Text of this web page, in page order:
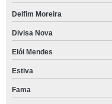
Delfim Moreira
Divisa Nova
Elói Mendes
Estiva
Fama